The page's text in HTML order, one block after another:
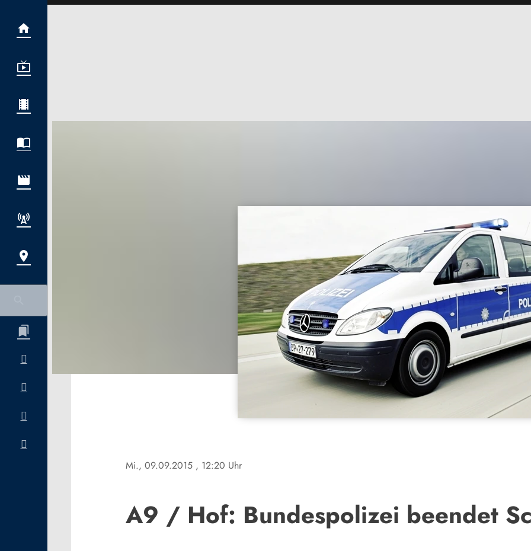
Mi., 09.09.2015 , 12:20 Uhr
A9 / Hof: Bundespolizei beendet